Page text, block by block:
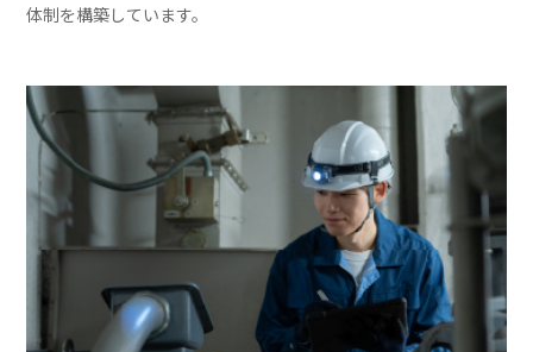
体制を構築しています。